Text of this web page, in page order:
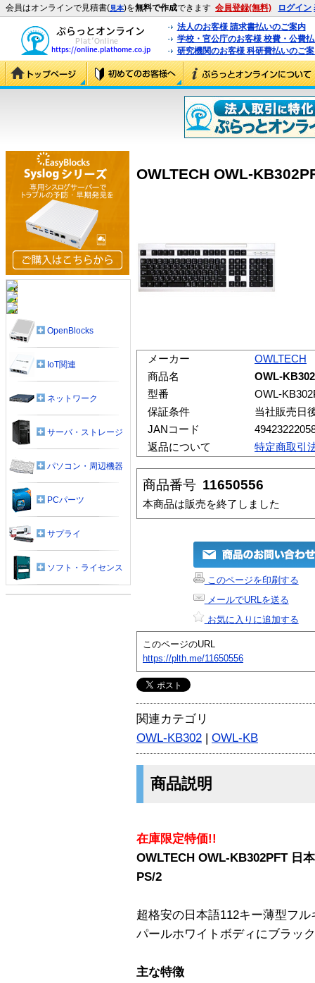
会員はオンラインで見積書(見本)を無料で作成できます 会員登録(無料) ログイン
法人のお客様 請求書払いのご案内
学校・官公庁のお客様 校費・公費
研究機関のお客様 科研費払いのご
OWLTECH OWL-
メーカー
OWLTECH
商品名
OWL-
型番
OWL-
保証条件
当社販売日
JANコード
返品について
特定商取引
商品番号 11650556
本商品は販売を終了しました
このページを印刷する
メールでURLを送る
お気に入りに追加する
このページのURL
https://plth.me/11650556
関連カテゴリ
OWL-KB302 | OWL-KB
商品説明
在庫限定特価!!
OWLTECH OWL-KB302PFT 日
PS/2
超格安の日本語112キー薄型フ
パールホワイトボディにブラッ
主な特徴
OpenBlocks
IoT関連
ネットワーク
サーバ・ストレージ
パソコン・周辺機器
PCパーツ
サプライ
ソフト・ライセンス